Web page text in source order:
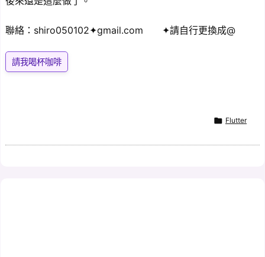
聯絡：shiro050102✦gmail.com ✦請自行更換成@
請我喝杯咖啡
 Flutter